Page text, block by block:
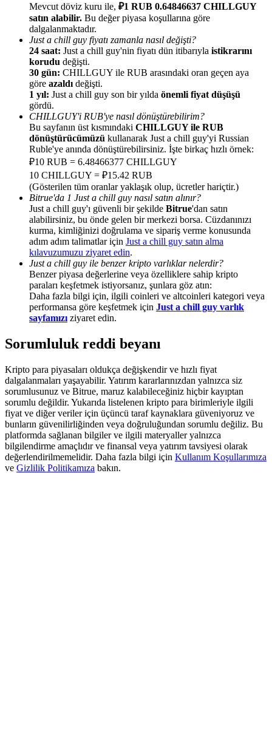
BTC Welcome Rewards
Deposit & Trade BTC to Share 25000 USDT prize pool!
Deposit CASHCAT & Win
Share 500000 CASHCAT prize pool
Exclusive for BitMart Users
Register & Trade to Win 500,000 USDT
Precious Metals Trading Carnival
Trade Gold & Silver · 33,333 USDT Bonus
USDT New User Exclusive 10% APR
USDT Flexible Staking | Daily Rewards
Mevcut döviz kuru ile, ₽1 RUB 0.64846637 CHILLGUY
satın alabilir. Bu değer piyasa koşullarına göre
dalgalanmaktadır.
Just a chill guy fiyatı zamanla nasıl değişti?
24 saat: Just a chill guy'nin fiyatı dün itibarıyla istikrarını
korudu değişti.
30 gün: CHILLGUY ile RUB arasındaki oran geçen aya
göre azaldı değişti.
1 yıl: Just a chill guy son bir yılda önemli fiyat düşüşü
gördü.
CHILLGUY'i RUB'ye nasıl dönüştürebilirim?
Bu sayfanın üst kısmındaki CHILLGUY ile RUB
dönüştürücümüzü kullanarak Just a chill guy'yi Russian
Ruble'ye anında dönüştürebilirsiniz. İşte birkaç hızlı örnek:
₽10 RUB = 6.48466377 CHILLGUY
10 CHILLGUY = ₽15.42 RUB
(Gösterilen tüm oranlar yaklaşık olup, ücretler hariçtir.)
Bitrue'da 1 Just a chill guy nasıl satın alınır?
Just a chill guy'ı güvenli bir şekilde Bitrue'dan satın
alabilirsiniz, bu önde gelen bir merkezi borsa. Cüzdanınızı
kurma, kimliğinizi doğrulama ve sipariş verme konusunda
adım adım talimatlar için Just a chill guy satın alma
kılavuzumuzu ziyaret edin.
Just a chill guy ile benzer kripto varlıklar nelerdir?
Benzer piyasa değerlerine veya özelliklere sahip kripto
paraları keşfetmek istiyorsanız, şunlara göz atın:
Daha fazla bilgi için, ilgili coinleri ve altcoinleri kategori veya
performansa göre keşfetmek için Just a chill guy varlık
sayfamızı ziyaret edin.
Sorumluluk reddi beyanı
Kripto para piyasaları oldukça değişkendir ve hızlı fiyat
dalgalanmaları yaşayabilir. Yatırım kararlarınızdan yalnızca siz
sorumlusunuz ve Bitrue, maruz kalabileceğiniz hiçbir kayıptan
sorumlu değildir. Yukarıda listelenen kripto para birimleriyle ilgili
fiyat ve diğer veriler için üçüncü taraf kaynaklara güveniyoruz ve
bunların güvenilirliğinden veya doğruluğundan sorumlu değiliz. Bu
platformda sağlanan bilgiler ve ilgili materyaller yalnızca
bilgilendirme amaçlıdır ve finansal veya yatırım tavsiyesi olarak
değerlendirilmemelidir. Daha fazla bilgi için Kullanım Koşullarımıza
ve Gizlilik Politikamıza bakın.